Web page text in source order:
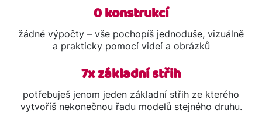
0 konstrukcí
žádné výpočty – vše pochopíš jednoduše, vizuálně
a prakticky pomocí videí a obrázků
7x základní střih
potřebuješ jenom jeden základní střih ze kterého
vytvoříš nekonečnou řadu modelů stejného druhu.